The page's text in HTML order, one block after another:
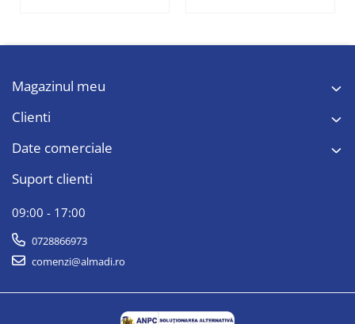
Magazinul meu
Clienti
Date comerciale
Suport clienti
09:00 - 17:00
0728866973
comenzi@almadi.ro